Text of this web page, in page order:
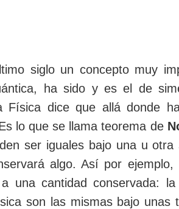
siglo un concepto muy
ha sido y es el de
Física dice que allá donde
lo que se llama teorema de
ser iguales bajo una u
algo. Así por
una cantidad conservada:
son las mismas bajo unas